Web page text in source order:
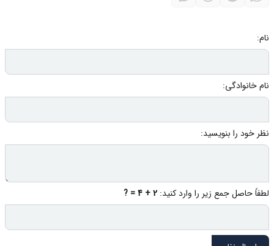
نام:
نام خانوادگی:
نظر خود را بنویسید:
لطفاً حاصل جمع زیر را وارد کنید: 2 + 4 = ?